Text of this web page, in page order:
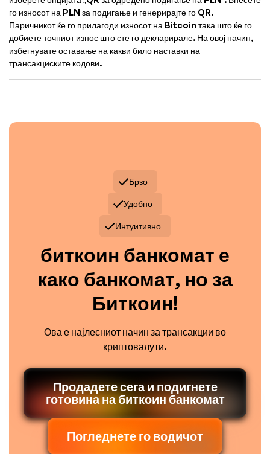
го износот на PLN за подигање и генерирајте го QR.
Паричникот ќе го прилагоди износот на Bitcoin така што ќе го
добиете точниот износ што сте го декларирале. На овој начин,
избегнувате оставање на какви било наставки на
трансакциските кодови.
Брзо
Удобно
Интуитивно
биткоин банкомат е
како банкомат, но за
Биткоин!
Ова е најлесниот начин за трансакции во
криптовалути.
Продадете сега и подигнете
готовина на биткоин банкомат
Погледнете го водичот